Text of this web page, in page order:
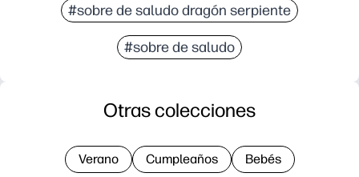
#sobre de saludo dragón serpiente
#sobre de saludo
Otras colecciones
Verano Cumpleaños Bebés